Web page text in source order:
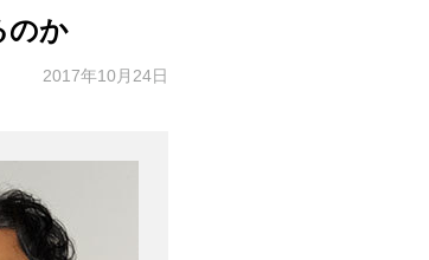
のか
2017年10月24日